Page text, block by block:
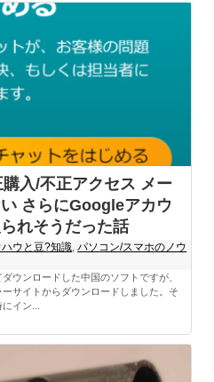
入/不正アクセス メー
さらにGoogleアカウ
れそうだった話
ハウと豆?知識,パソコン/スマホのノウ
ウンロードした中国のソフトですが、
サイトからダウンロードしました。そ
イン...